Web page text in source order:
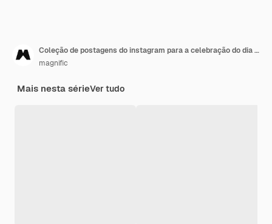
Coleção de postagens do instagram para a celebração do dia mundial da fotografia
magnific
Mais nesta sérieVer tudo